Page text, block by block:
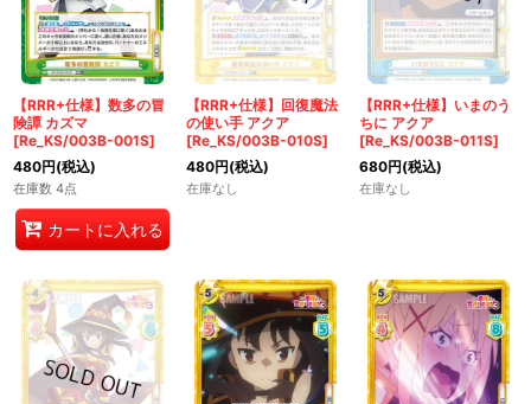
【RRR+仕様】数多の冒
険譚 カズマ
[Re_KS/003B-001S]
480円(税込)
在庫数 4点
カートに入れる
【RRR+仕様】回復魔法
の使い手 アクア
[Re_KS/003B-010S]
480円(税込)
在庫なし
【RRR+仕様】いまのう
ちに アクア
[Re_KS/003B-011S]
680円(税込)
在庫なし